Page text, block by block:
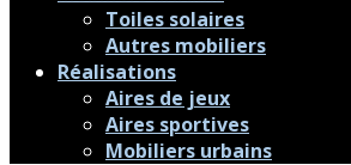
Toiles solaires
Autres mobiliers
Réalisations
Aires de jeux
Aires sportives
Mobiliers urbains